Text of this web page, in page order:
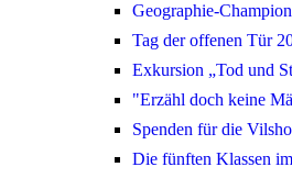
Geographie-
Tag der offenen Tür
Exkursion „Tod und
"Erzähl doch keine
Spenden für die
Die fünften Klassen